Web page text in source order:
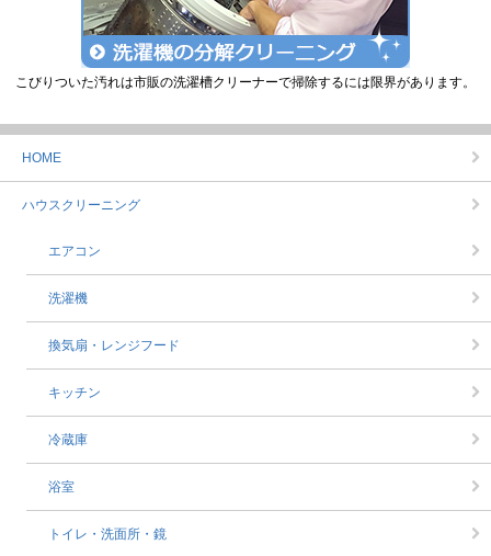
こびりついた汚れは市販の洗濯槽クリーナーで掃除するには限界があります。
HOME
ハウスクリーニング
エアコン
洗濯機
換気扇・レンジフード
キッチン
冷蔵庫
浴室
トイレ・洗面所・鏡